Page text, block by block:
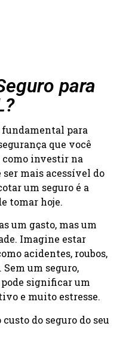
para
fundamental para
que você
como investir na
ser mais acessível do
um seguro é a
tomar hoje.
um gasto, mas um
Imagine estar
acidentes, roubos,
um seguro,
significar um
e muito estresse.
do seguro do seu